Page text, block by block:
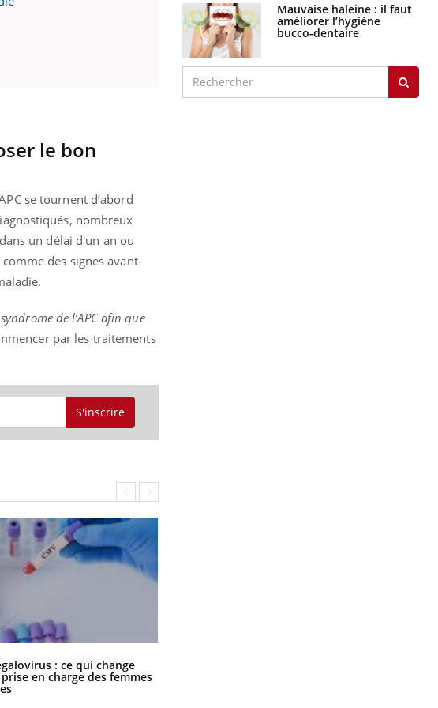
le bon
se tournent d’abord
nombreux
un délai d'un an ou
des signes avant-
de l’APC afin que
par les traitements
S'inscrire
: ce qui change
en charge des femmes
Mauvaise haleine : il faut
améliorer l’hygiène
bucco-dentaire